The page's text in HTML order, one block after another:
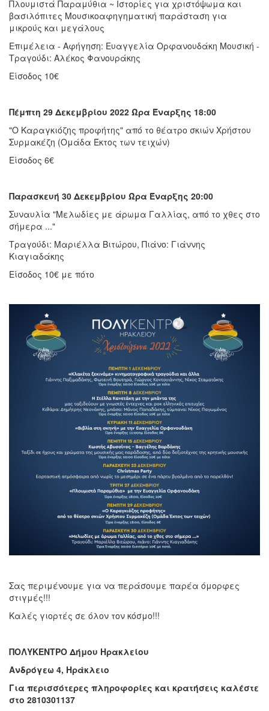
Πλουμιστά Παραμύθια ~ Ιστορίες για χριστόψωμα και
βασιλόπιτες Μουσικοαφηγηματική παράσταση για
μικρούς και μεγάλους
Επιμέλεια - Αφήγηση: Ευαγγελία Ορφανουδάκη Μουσική -
Τραγούδι: Αλέκος Φανουράκης
Είσοδος 10€
Πέμπτη 29 Δεκεμβρίου 2022 Ώρα Έναρξης 18:00
"Ο Καραγκιόζης προφήτης" από το θέατρο σκιών Χρήστου
Συρμακέζη (Ομάδα Έκτος των τειχών)
Είσοδος 6€
Παρασκευή 30 Δεκεμβρίου Ώρα Έναρξης 20:00
Συναυλία "Μελωδίες με άρωμα Γαλλίας, από το χθες στο
σήμερα ..."
Τραγούδι: Μαριέλλα Βιτώρου, Πιάνο: Γιάννης
Κιαγιαδάκης
Είσοδος 10€ με πότο
Σας περιμένουμε για να περάσουμε παρέα όμορφες
στιγμές!!!
Καλές γιορτές σε όλον τον κόσμο!!!
ΠΟΛΥΚΕΝΤΡΟ Δήμου Ηρακλείου
Ανδρόγεω 4, Ηράκλειο
Για περισσότερες πληροφορίες και κρατήσεις καλέστε
στο 2810301137